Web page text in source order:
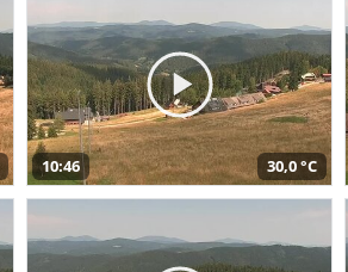
10:46 30,0 °C